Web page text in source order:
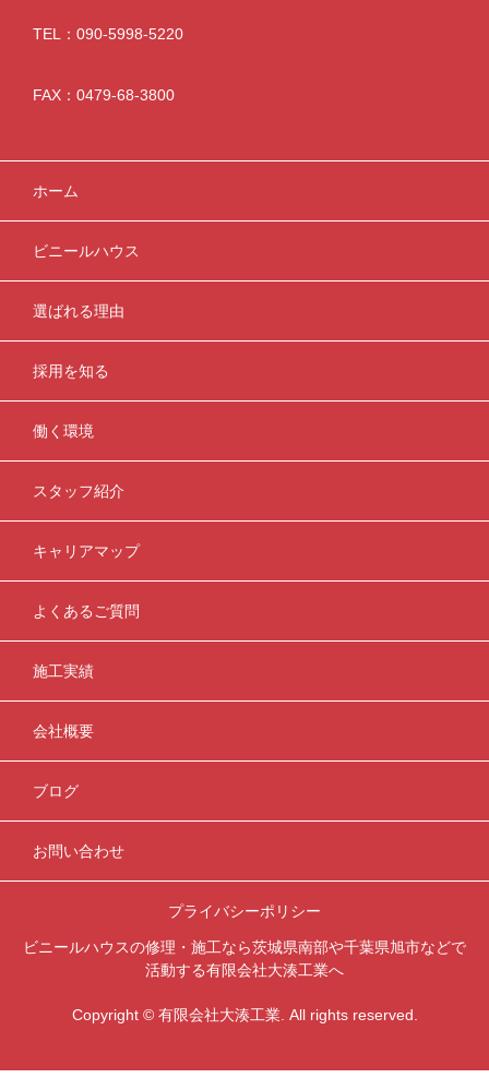
TEL：090-5998-5220
FAX：0479-68-3800
ホーム
ビニールハウス
選ばれる理由
採用を知る
働く環境
スタッフ紹介
キャリアマップ
よくあるご質問
施工実績
会社概要
ブログ
お問い合わせ
プライバシーポリシー
ビニールハウスの修理・施工なら茨城県南部や千葉県旭市などで
活動する有限会社大湊工業へ
Copyright © 有限会社大湊工業. All rights reserved.